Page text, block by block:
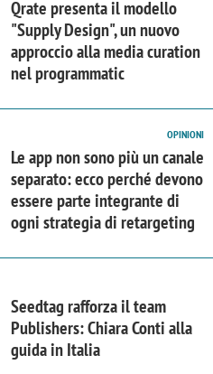
Qrate presenta il modello
"Supply Design", un nuovo
approccio alla media curation
nel programmatic
OPINIONI
Le app non sono più un canale
separato: ecco perché devono
essere parte integrante di
ogni strategia di retargeting
Seedtag rafforza il team
Publishers: Chiara Conti alla
guida in Italia